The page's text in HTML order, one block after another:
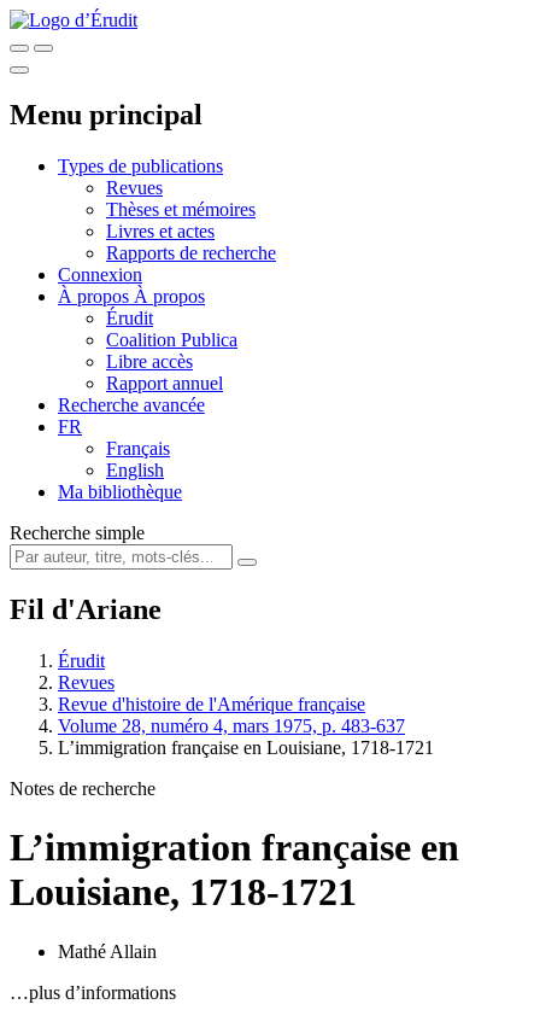
Menu principal
Types de publications
Revues
Thèses et mémoires
Livres et actes
Rapports de recherche
Connexion
À propos À propos
Érudit
Coalition Publica
Libre accès
Rapport annuel
Recherche avancée
FR
Français
English
Ma bibliothèque
Recherche simple
Fil d'Ariane
Érudit
Revues
Revue d'histoire de l'Amérique française
Volume 28, numéro 4, mars 1975, p. 483-637
L’immigration française en Louisiane, 1718-1721
Notes de recherche
L’immigration française en
Louisiane, 1718-1721
Mathé Allain
…plus d’informations